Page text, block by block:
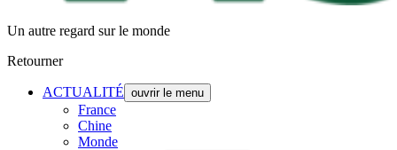
Un autre regard sur le monde
Retourner
ACTUALITÉ ouvrir le menu
France
Chine
Monde